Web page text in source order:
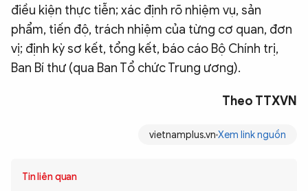
điều kiện thực tiễn; xác định rõ nhiệm vụ, sản
phẩm, tiến độ, trách nhiệm của từng cơ quan, đơn
vị; định kỳ sơ kết, tổng kết, báo cáo Bộ Chính trị,
Ban Bí thư (qua Ban Tổ chức Trung ương).
Theo TTXVN
vietnamplus.vn Xem link nguồn
Tin liên quan